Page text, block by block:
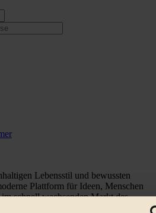
Lebensstil und bewussten
Plattform für Ideen, Menschen
schnell wachsenden Markt des